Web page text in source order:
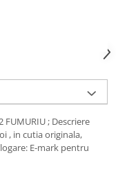
FUMURIU ; Descriere
, in cutia originala,
E-mark pentru